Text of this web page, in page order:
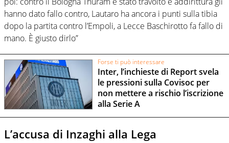
hanno dato fallo contro, Lautaro ha ancora i punti sulla tibia
dopo la partita contro l’Empoli, a Lecce Baschirotto fa fallo di
mano. È giusto dirlo”
Forse ti può interessare
Inter, l’inchieste di Report svela
le pressioni sulla Covisoc per
non mettere a rischio l’iscrizione
alla Serie A
L’accusa di Inzaghi alla Lega